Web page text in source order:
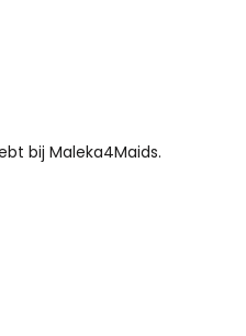
bij Maleka4Maids.